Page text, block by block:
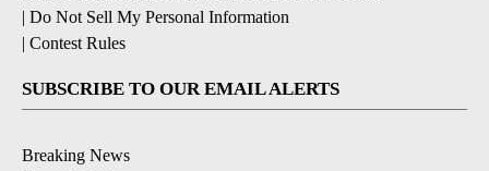
| Do Not Sell My Personal Information
| Contest Rules
SUBSCRIBE TO OUR EMAIL ALERTS
Breaking News